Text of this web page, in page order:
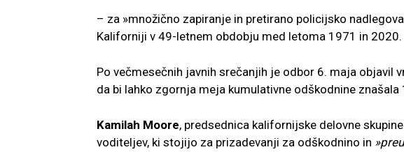
– za »množično zapiranje in pretirano policijsko
Kaliforniji v 49-letnem obdobju med letoma 1971 in 2020.
Po večmesečnih javnih srečanjih je odbor 6. maja objavil
da bi lahko zgornja meja kumulativne odškodnine
Kamilah Moore, predsednica kalifornijske delovne
voditeljev, ki stojijo za prizadevanji za odškodnino in